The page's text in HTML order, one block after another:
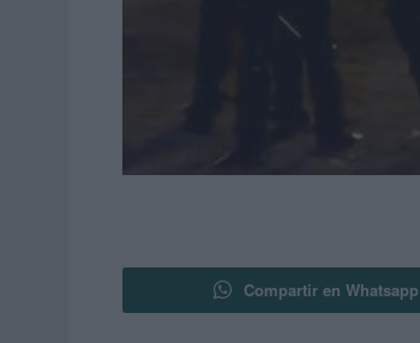
Compartir en Whatsapp